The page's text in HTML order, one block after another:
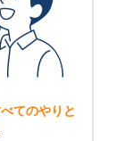
てのやりと